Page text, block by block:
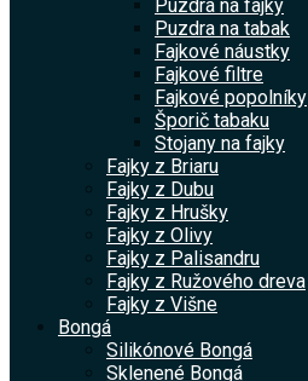
Puzdra na fajky
Puzdra na tabak
Fajkové náustky
Fajkové filtre
Fajkové popolníky
Šporič tabaku
Stojany na fajky
Fajky z Briaru
Fajky z Dubu
Fajky z Hrušky
Fajky z Olivy
Fajky z Palisandru
Fajky z Ružového dreva
Fajky z Višne
Bongá
Silikónové Bongá
Sklenené Bongá